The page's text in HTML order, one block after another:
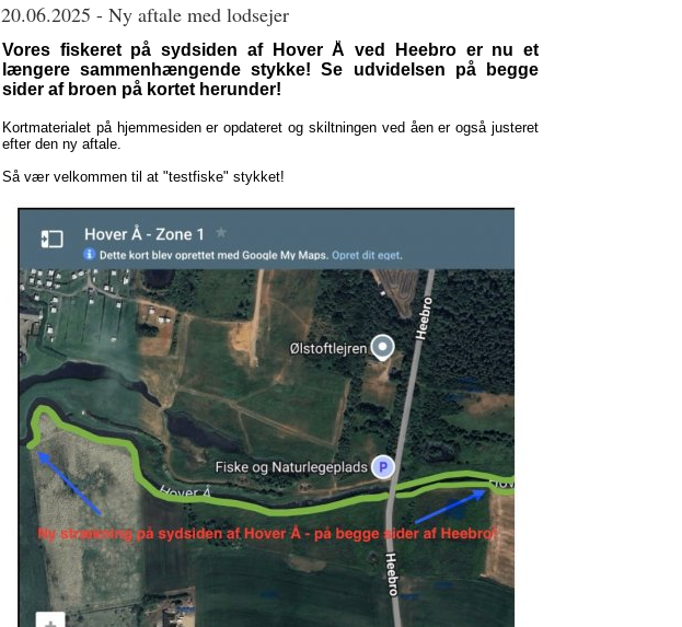
20.06.2025 - Ny aftale med lodsejer
Vores fiskeret på sydsiden af Hover Å ved Heebro er nu et
længere sammenhængende stykke! Se udvidelsen på begge
sider af broen på kortet herunder!
Kortmaterialet på hjemmesiden er opdateret og skiltningen ved åen er også justeret
efter den ny aftale.
Så vær velkommen til at "testfiske" stykket!